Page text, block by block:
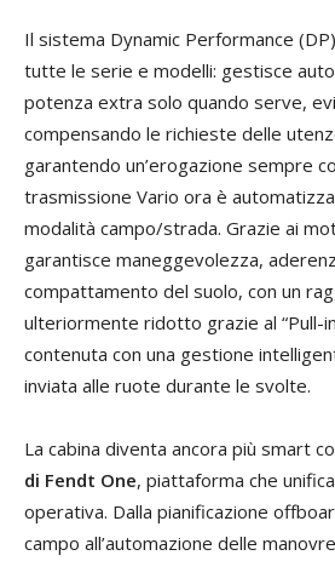
Il sistema Dynamic Performance
tutte le serie e modelli: gestisce
potenza extra solo quando serve,
compensando le richieste delle
garantendo un’erogazione sempre
trasmissione Vario ora è
modalità campo/strada. Grazie ai
garantisce maneggevolezza,
compattamento del suolo, con un
ulteriormente ridotto grazie al “Pull-
contenuta con una gestione
inviata alle ruote durante le svolte.
La cabina diventa ancora più smart
di Fendt One, piattaforma che
operativa. Dalla pianificazione
campo all’automazione delle